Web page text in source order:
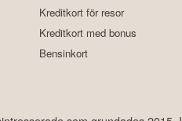
Kreditkort för resor
Kreditkort med bonus
Bensinkort